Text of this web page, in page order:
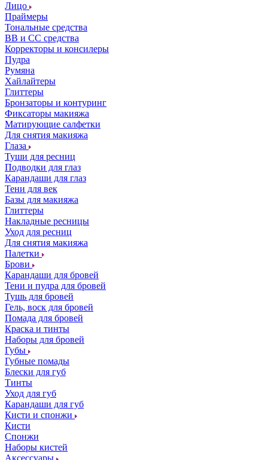
Лицо
Праймеры
Тональные средства
ВВ и СС средства
Корректоры и консилеры
Пудра
Румяна
Хайлайтеры
Глиттеры
Бронзаторы и контуринг
Фиксаторы макияжа
Матирующие салфетки
Для снятия макияжа
Глаза
Туши для ресниц
Подводки для глаз
Карандаши для глаз
Тени для век
Базы для макияжа
Глиттеры
Накладные ресницы
Уход для ресниц
Для снятия макияжа
Палетки
Брови
Карандаши для бровей
Тени и пудра для бровей
Тушь для бровей
Гель, воск для бровей
Помада для бровей
Краска и тинты
Наборы для бровей
Губы
Губные помады
Блески для губ
Тинты
Уход для губ
Карандаши для губ
Кисти и спонжи
Кисти
Спонжи
Наборы кистей